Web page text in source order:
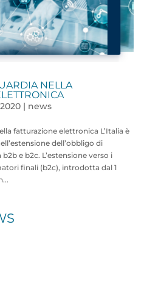
NELLA
| news
fatturazione elettronica L’Italia è
dell’obbligo di
e b2c. L’estensione verso i
finali (b2c), introdotta dal 1